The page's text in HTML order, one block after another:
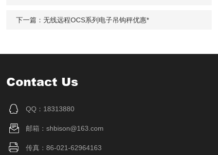
下一篇：无线远程OCS系列电子吊钩秤优惠*
Contact Us
QQ：18313880
邮箱：shbison@163.com
传真：86-021-62964163